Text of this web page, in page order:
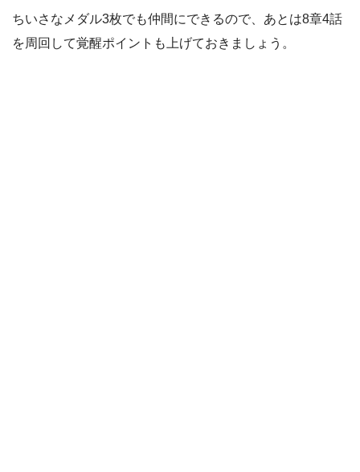
ちいさなメダル3枚でも仲間にできるので、あとは8章4話
を周回して覚醒ポイントも上げておきましょう。